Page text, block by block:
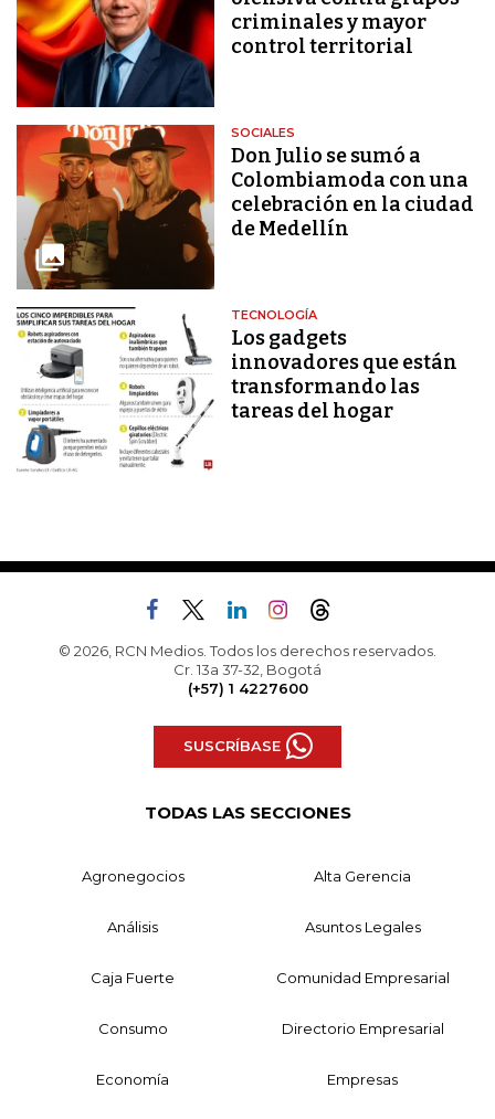
criminales y mayor
control territorial
SOCIALES
Don Julio se sumó a
Colombiamoda con una
celebración en la ciudad
de Medellín
TECNOLOGÍA
Los gadgets
innovadores que están
transformando las
tareas del hogar
© 2026, RCN Medios. Todos los derechos reservados.
Cr. 13a 37-32, Bogotá
(+57) 1 4227600
SUSCRÍBASE
TODAS LAS SECCIONES
Agronegocios Alta Gerencia
Análisis Asuntos Legales
Caja Fuerte Comunidad Empresarial
Consumo Directorio Empresarial
Economía Empresas